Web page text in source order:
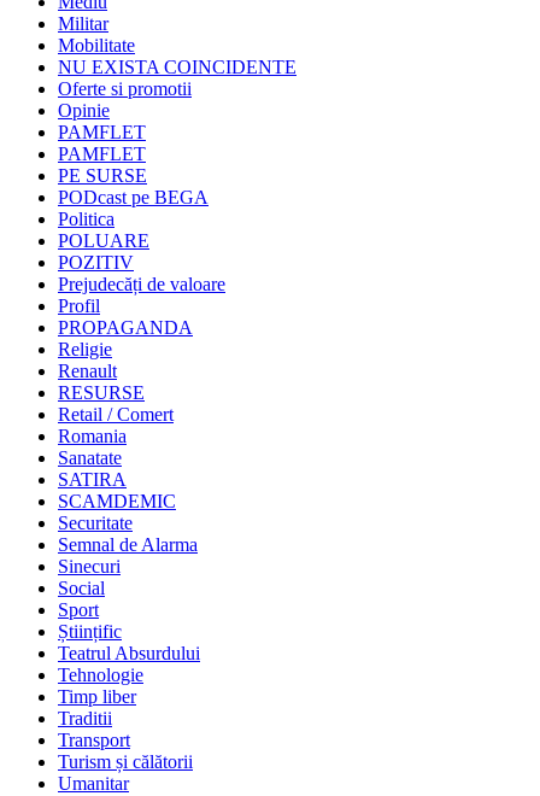
Militar
Mobilitate
NU EXISTA COINCIDENTE
Oferte si promotii
Opinie
PAMFLET
PAMFLET
PE SURSE
PODcast pe BEGA
Politica
POLUARE
POZITIV
Prejudecăți de valoare
Profil
PROPAGANDA
Religie
Renault
RESURSE
Retail / Comert
Romania
Sanatate
SATIRA
SCAMDEMIC
Securitate
Semnal de Alarma
Sinecuri
Social
Sport
Științific
Teatrul Absurdului
Tehnologie
Timp liber
Traditii
Transport
Turism și călătorii
Umanitar